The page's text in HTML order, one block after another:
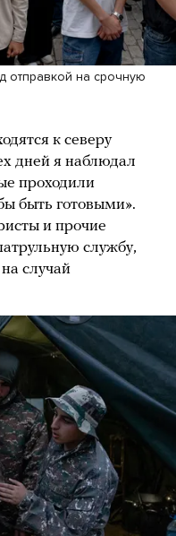
отправкой на срочную
к северу
дней я наблюдал
проходили
быть готовыми».
и прочие
службу,
случай